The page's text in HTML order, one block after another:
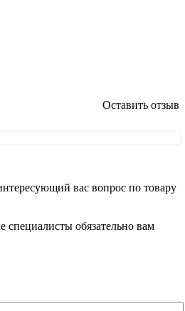
Оставить отзыв
вас вопрос по товару
обязательно вам